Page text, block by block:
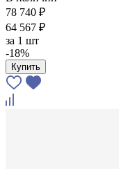
78 740 ₽
64 567 ₽
за 1 шт
-18%
Купить